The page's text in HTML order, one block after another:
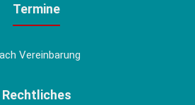
Termine
Vereinbarung
Rechtliches